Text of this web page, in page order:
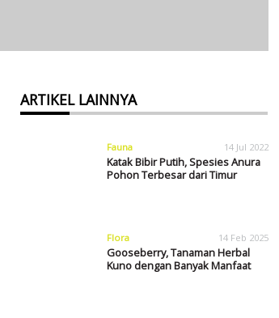
ARTIKEL LAINNYA
Fauna 14 Jul 2022
Katak Bibir Putih, Spesies Anura
Pohon Terbesar dari Timur
Flora 14 Feb 2025
Gooseberry, Tanaman Herbal
Kuno dengan Banyak Manfaat